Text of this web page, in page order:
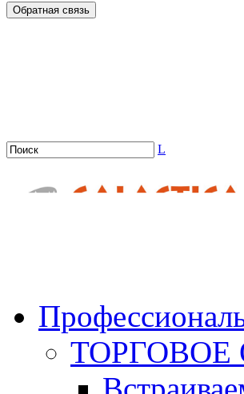
Обратная связь
L